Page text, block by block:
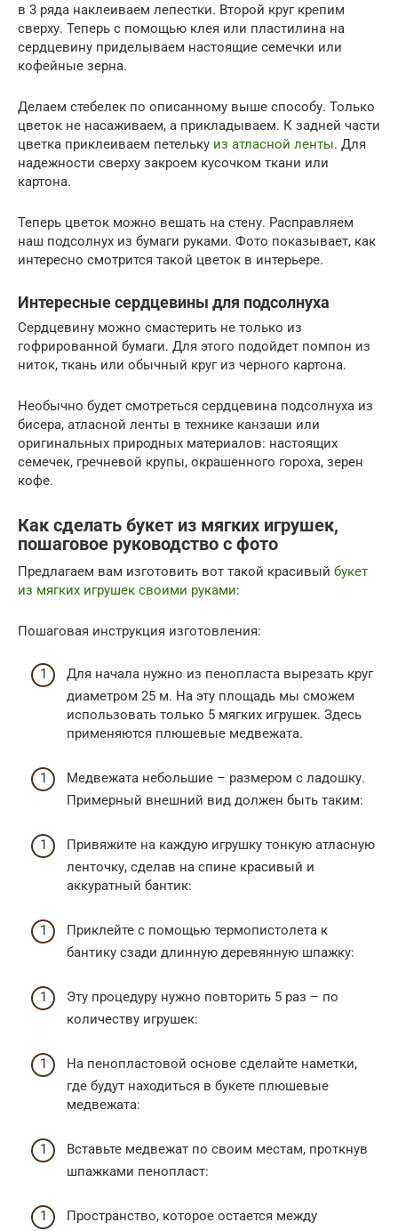
в 3 ряда наклеиваем лепестки. Второй круг крепим
сверху. Теперь с помощью клея или пластилина на
сердцевину приделываем настоящие семечки или
кофейные зерна.
Делаем стебелек по описанному выше способу. Только
цветок не насаживаем, а прикладываем. К задней части
цветка приклеиваем петельку из атласной ленты. Для
надежности сверху закроем кусочком ткани или
картона.
Теперь цветок можно вешать на стену. Расправляем
наш подсолнух из бумаги руками. Фото показывает, как
интересно смотрится такой цветок в интерьере.
Интересные сердцевины для подсолнуха
Сердцевину можно смастерить не только из
гофрированной бумаги. Для этого подойдет помпон из
ниток, ткань или обычный круг из черного картона.
Необычно будет смотреться сердцевина подсолнуха из
бисера, атласной ленты в технике канзаши или
оригинальных природных материалов: настоящих
семечек, гречневой крупы, окрашенного гороха, зерен
кофе.
Как сделать букет из мягких игрушек,
пошаговое руководство с фото
Предлагаем вам изготовить вот такой красивый букет
из мягких игрушек своими руками:
Пошаговая инструкция изготовления:
Для начала нужно из пенопласта вырезать круг
диаметром 25 м. На эту площадь мы сможем
использовать только 5 мягких игрушек. Здесь
применяются плюшевые медвежата.
Медвежата небольшие – размером с ладошку.
Примерный внешний вид должен быть таким:
Привяжите на каждую игрушку тонкую атласную
ленточку, сделав на спине красивый и
аккуратный бантик:
Приклейте с помощью термопистолета к
бантику сзади длинную деревянную шпажку:
Эту процедуру нужно повторить 5 раз – по
количеству игрушек:
На пенопластовой основе сделайте наметки,
где будут находиться в букете плюшевые
медвежата:
Вставьте медвежат по своим местам, проткнув
шпажками пенопласт:
Пространство, которое остается между